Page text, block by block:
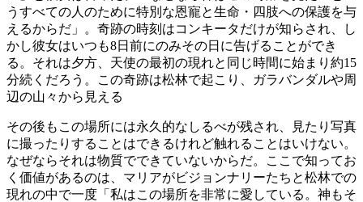
うすべての人のために特別な恩寵と生命・四肢への保護を与
えるからだ」。奇跡の時刻はコンキータだけが知らされ、し
かし彼女はいつも8日前にのみその日に告げることができ
る。それは夕方、天使の最初の現れと同じ時間に始まり約15
分続くだろう。この奇跡は松林で起こり、ガラバンダルや周
辺の山々から見える
その後もこの場所には永久的なしるべが残され、見たり写真
に撮ったりすることはできるけれど触れることはいけない。
なぜならそれは物質でできていないからだ。ここで知ってお
く価値があるのは、マリアがビジョンナリーたちと松林での
現れの中で一度「私はこの場所を非常に愛している。神もそ